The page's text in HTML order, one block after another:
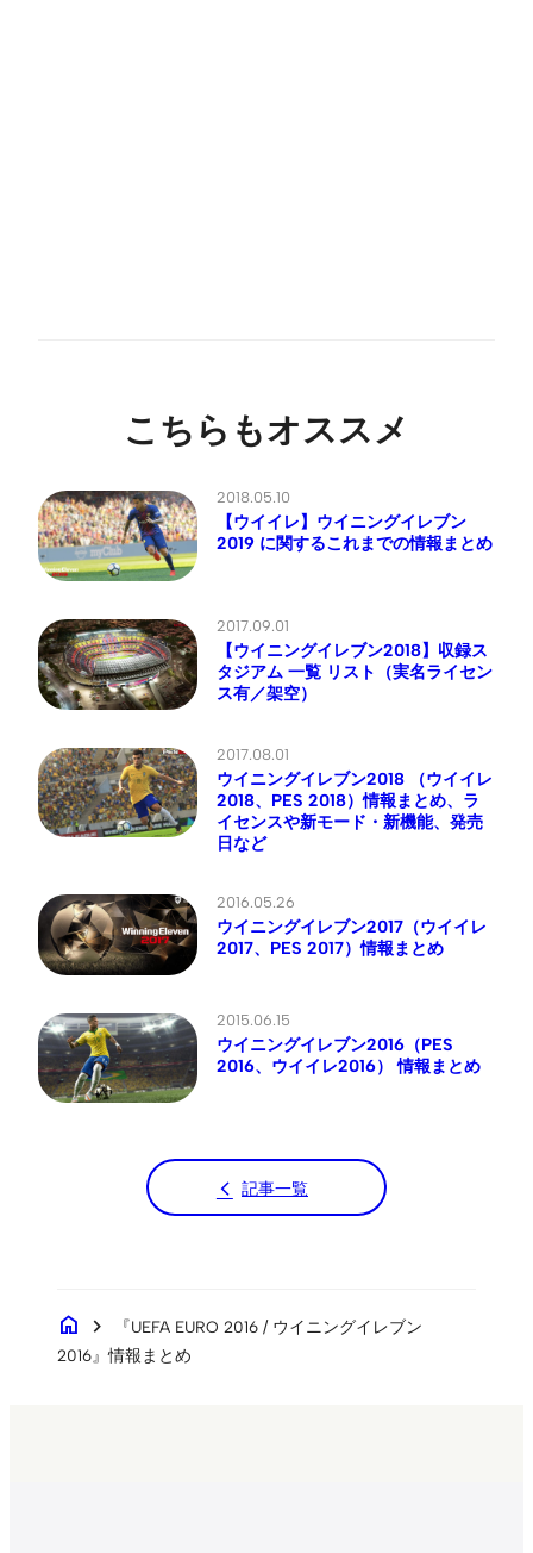
こちらもオススメ
2018.05.10
【ウイイレ】ウイニングイレブン
2019 に関するこれまでの情報まとめ
2017.09.01
【ウイニングイレブン2018】収録ス
タジアム 一覧 リスト（実名ライセン
ス有／架空）
2017.08.01
ウイニングイレブン2018 （ウイイレ
2018、PES 2018）情報まとめ、ラ
イセンスや新モード・新機能、発売
日など
2016.05.26
ウイニングイレブン2017（ウイイレ
2017、PES 2017）情報まとめ
2015.06.15
ウイニングイレブン2016（PES
2016、ウイイレ2016） 情報まとめ
記事一覧
home chevron_right
『UEFA EURO 2016 / ウイニングイレブン
2016』情報まとめ